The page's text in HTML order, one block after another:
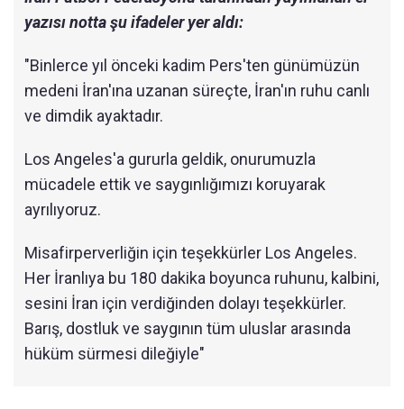
yazısı notta şu ifadeler yer aldı:
"Binlerce yıl önceki kadim Pers'ten günümüzün
medeni İran'ına uzanan süreçte, İran'ın ruhu canlı
ve dimdik ayaktadır.
Los Angeles'a gururla geldik, onurumuzla
mücadele ettik ve saygınlığımızı koruyarak
ayrılıyoruz.
Misafirperverliğin için teşekkürler Los Angeles.
Her İranlıya bu 180 dakika boyunca ruhunu, kalbini,
sesini İran için verdiğinden dolayı teşekkürler.
Barış, dostluk ve saygının tüm uluslar arasında
hüküm sürmesi dileğiyle"